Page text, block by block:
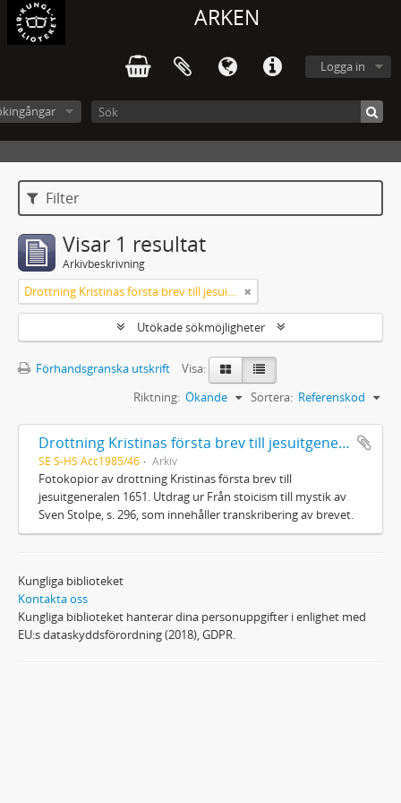
ARKEN
Logga in
Filter
Visar 1 resultat
Arkivbeskrivning
Drottning Kristinas första brev till jesuitgeneralen 1651
Utökade sökmöjligheter
Förhandsgranska utskrift
Visa:
Sortera: Referenskod
Riktning: Ökande
Drottning Kristinas första brev till jesuitgeneralen 1651
SE S-HS Acc1985/46 Arkiv
Fotokopior av drottning Kristinas första brev till
jesuitgeneralen 1651. Utdrag ur Från stoicism till mystik av
Sven Stolpe, s. 296, som innehåller transkribering av brevet.
Kungliga biblioteket
Kontakta oss
Kungliga biblioteket hanterar dina personuppgifter i enlighet med
EU:s dataskyddsförordning (2018), GDPR.